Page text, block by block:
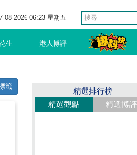
08-2026 06:23 星期五
生 港人博評
籤
精選排行榜
精選觀點
精選博評